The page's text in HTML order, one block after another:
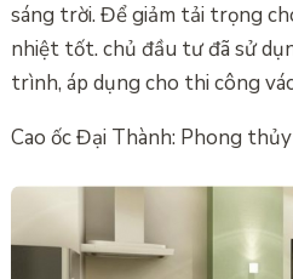
sáng trời. Để giảm tải trọng
nhiệt tốt. chủ đầu tư đã sử
trình, áp dụng cho thi công
Cao ốc Đại Thành: Phong